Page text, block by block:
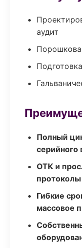
аудит
Полный
серийного
ОТК и
Гибкие
массовое